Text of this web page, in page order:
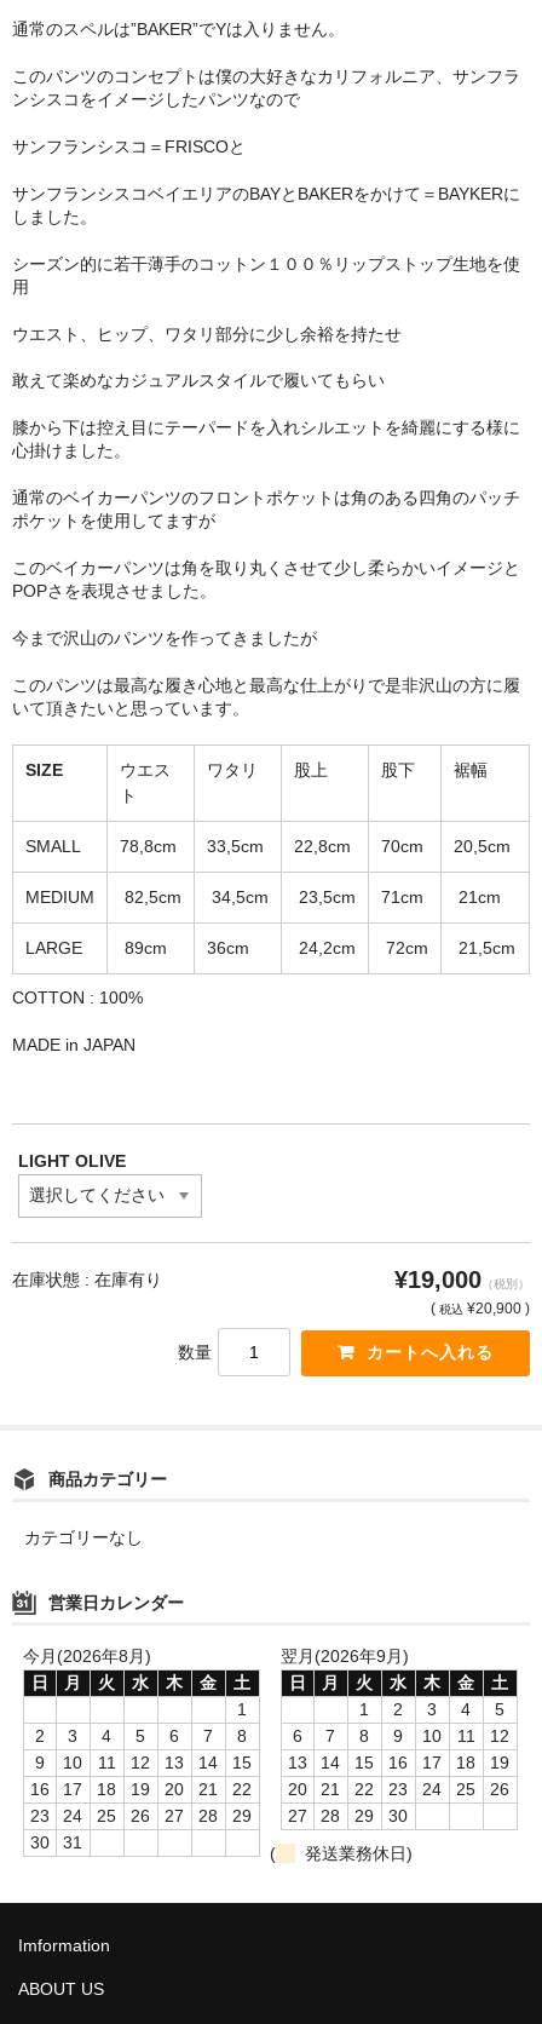
通常のスペルは”BAKER”でYは入りません。
このパンツのコンセプトは僕の大好きなカリフォルニア、サンフラ
ンシスコをイメージしたパンツなので
サンフランシスコ＝FRISCOと
サンフランシスコベイエリアのBAYとBAKERをかけて＝BAYKERに
しました。
シーズン的に若干薄手のコットン１００％リップストップ生地を使
用
ウエスト、ヒップ、ワタリ部分に少し余裕を持たせ
敢えて楽めなカジュアルスタイルで履いてもらい
膝から下は控え目にテーパードを入れシルエットを綺麗にする様に
心掛けました。
通常のベイカーパンツのフロントポケットは角のある四角のパッチ
ポケットを使用してますが
このベイカーパンツは角を取り丸くさせて少し柔らかいイメージと
POPさを表現させました。
今まで沢山のパンツを作ってきましたが
このパンツは最高な履き心地と最高な仕上がりで是非沢山の方に履
いて頂きたいと思っています。
SIZE
ウエス
ト
ワタリ 股上 股下 裾幅
SMALL 78,8cm 33,5cm 22,8cm 70cm 20,5cm
MEDIUM 82,5cm 34,5cm 23,5cm 71cm 21cm
LARGE 89cm 36cm 24,2cm 72cm 21,5cm
COTTON : 100%
MADE in JAPAN
LIGHT OLIVE
在庫状態 : 在庫有り ¥19,000 （税別）
( 税込 ¥20,900 )
数量
商品カテゴリー
カテゴリーなし
営業日カレンダー
今月(2026年8月)
日
月 火 水 木 金
土
1
2
3 4 5 6 7
8
9
10 11 12 13 14
15
16
17 18 19 20 21
22
23
24 25 26 27 28
29
30
31
翌月(2026年9月)
日
月 火 水 木 金
土
1
2 3 4
5
6
7 8 9 10 11
12
13
14 15 16 17 18
19
20
21 22 23 24 25
26
27
28 29
30
(
発送業務休日)
Imformation
ABOUT US